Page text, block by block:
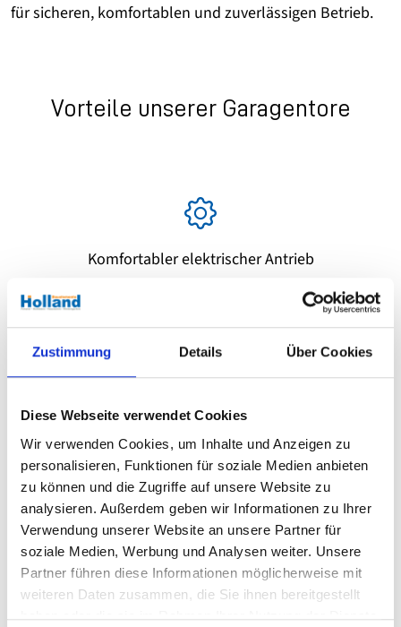
Zustimmung Details Über Cookies
Diese Webseite verwendet Cookies
Wir verwenden Cookies, um Inhalte und Anzeigen zu
personalisieren, Funktionen für soziale Medien anbieten
zu können und die Zugriffe auf unsere Website zu
analysieren. Außerdem geben wir Informationen zu Ihrer
Verwendung unserer Website an unsere Partner für
soziale Medien, Werbung und Analysen weiter. Unsere
Partner führen diese Informationen möglicherweise mit
weiteren Daten zusammen, die Sie ihnen bereitgestellt
haben oder die sie im Rahmen Ihrer Nutzung der Dienste
für sicheren, komfortablen und zuverlässigen Betrieb.
Vorteile unserer Garagentore
Komfortabler elektrischer Antrieb
Sicher und langlebig